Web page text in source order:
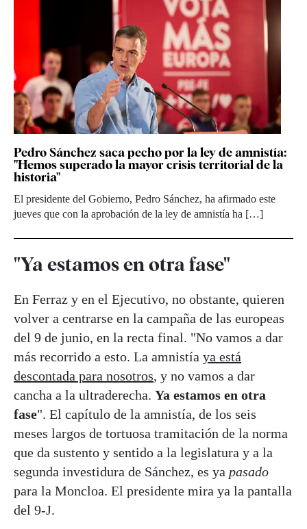
Pedro Sánchez saca pecho por la ley de amnistía:
"Hemos superado la mayor crisis territorial de la
historia"
El presidente del Gobierno, Pedro Sánchez, ha afirmado este
jueves que con la aprobación de la ley de amnistía ha […]
"Ya estamos en otra fase"
En Ferraz y en el Ejecutivo, no obstante, quieren
volver a centrarse en la campaña de las europeas
del 9 de junio, en la recta final. "No vamos a dar
más recorrido a esto. La amnistía ya está
descontada para nosotros, y no vamos a dar
cancha a la ultraderecha. Ya estamos en otra
fase". El capítulo de la amnistía, de los seis
meses largos de tortuosa tramitación de la norma
que da sustento y sentido a la legislatura y a la
segunda investidura de Sánchez, es ya pasado
para la Moncloa. El presidente mira ya la pantalla
del 9-J.